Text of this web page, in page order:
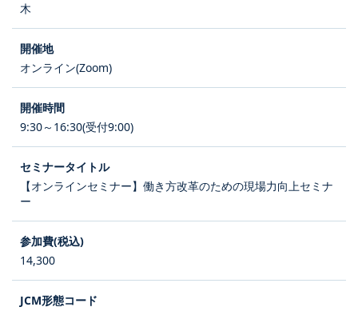
木
オンライン(Zoom)
9:30～16:30(受付9:00)
【オンラインセミナー】働き方改革のための現場力向上セミナ
ー
14,300